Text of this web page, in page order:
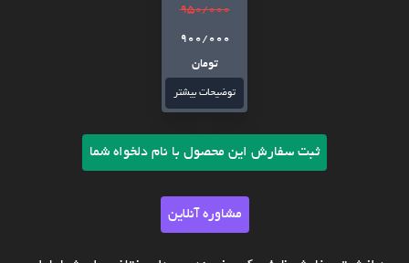
950/000
900/000
تومان
توضیحات بیشتر
ثبت سفارش این محصول با نام دلخواه شما
مشاوره آنلاین